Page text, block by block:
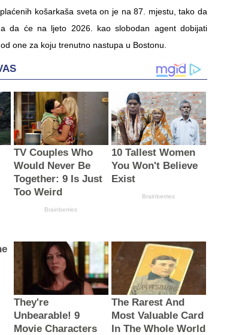
košarkaša sveta on je na 87. mjestu, tako da
da će na ljeto 2026. kao slobodan agent dobijati
one za koju trenutno nastupa u Bostonu.